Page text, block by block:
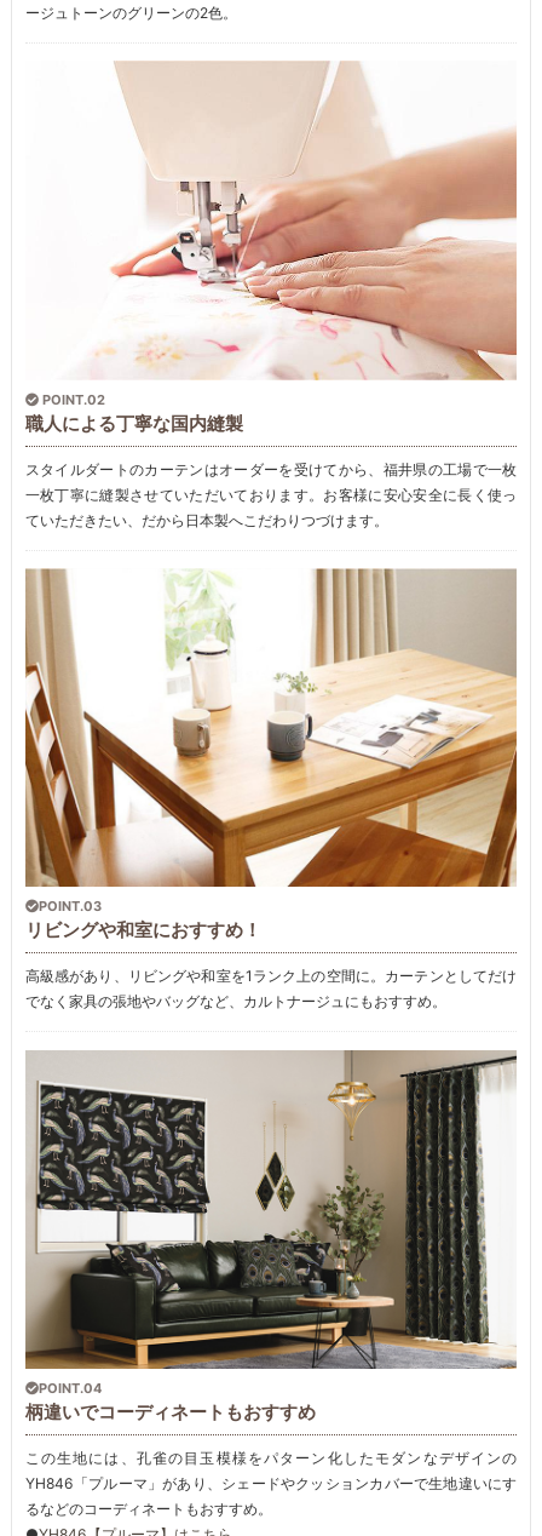
ージュトーンのグリーンの2色。
POINT.02
職人による丁寧な国内縫製
スタイルダートのカーテンはオーダーを受けてから、福井県の工場で一枚
一枚丁寧に縫製させていただいております。お客様に安心安全に長く使っ
ていただきたい、だから日本製へこだわりつづけます。
POINT.03
リビングや和室におすすめ！
高級感があり、リビングや和室を1ランク上の空間に。カーテンとしてだけ
でなく家具の張地やバッグなど、カルトナージュにもおすすめ。
POINT.04
柄違いでコーディネートもおすすめ
この生地には、孔雀の目玉模様をパターン化したモダンなデザインの
YH846「プルーマ」があり、シェードやクッションカバーで生地違いにす
るなどのコーディネートもおすすめ。